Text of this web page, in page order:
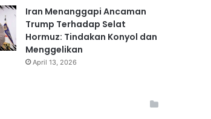
Iran Menanggapi Ancaman
Trump Terhadap Selat
Hormuz: Tindakan Konyol dan
Menggelikan
April 13, 2026